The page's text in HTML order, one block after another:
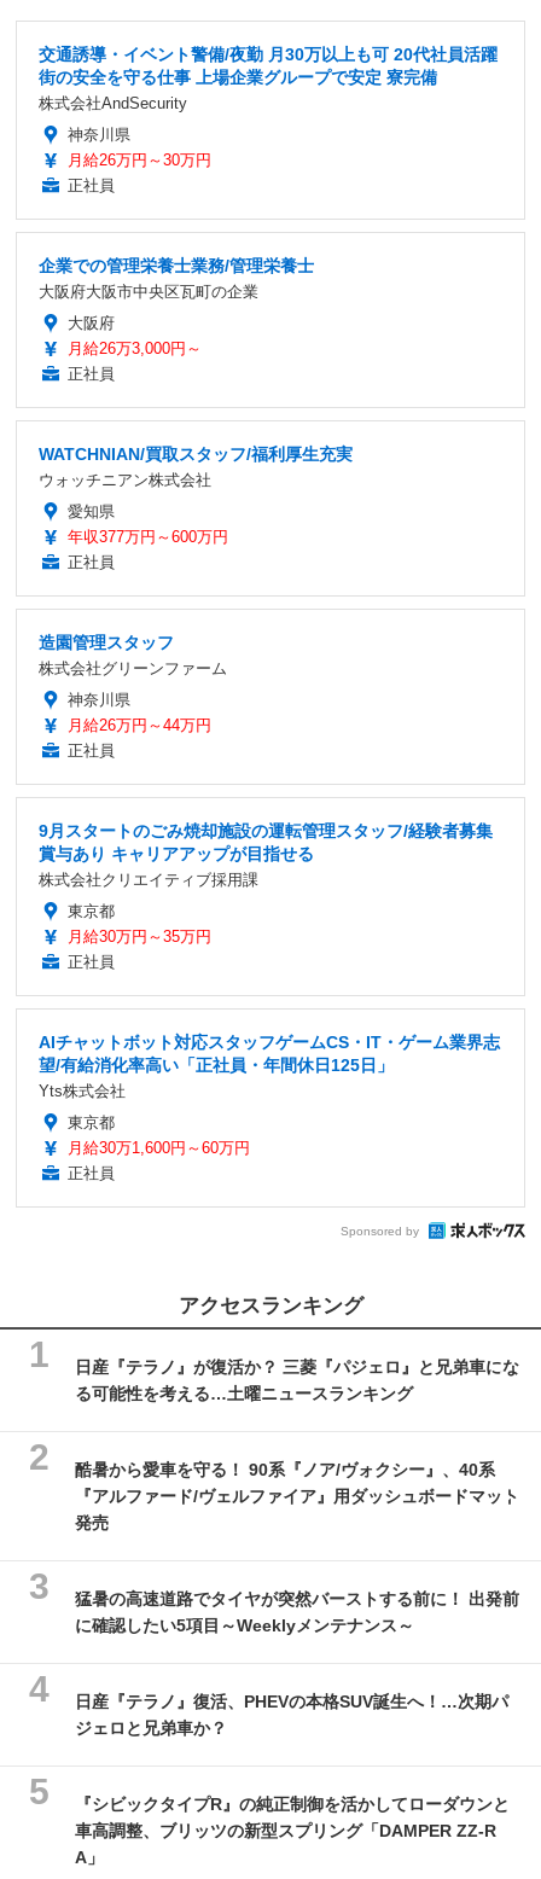
交通誘導・イベント警備/夜勤 月30万以上も可 20代社員活躍
街の安全を守る仕事 上場企業グループで安定 寮完備
株式会社AndSecurity
神奈川県
月給26万円～30万円
正社員
企業での管理栄養士業務/管理栄養士
大阪府大阪市中央区瓦町の企業
大阪府
月給26万3,000円～
正社員
WATCHNIAN/買取スタッフ/福利厚生充実
ウォッチニアン株式会社
愛知県
年収377万円～600万円
正社員
造園管理スタッフ
株式会社グリーンファーム
神奈川県
月給26万円～44万円
正社員
9月スタートのごみ焼却施設の運転管理スタッフ/経験者募集
賞与あり キャリアアップが目指せる
株式会社クリエイティブ採用課
東京都
月給30万円～35万円
正社員
AIチャットボット対応スタッフゲームCS・IT・ゲーム業界志
望/有給消化率高い「正社員・年間休日125日」
Yts株式会社
東京都
月給30万1,600円～60万円
正社員
Sponsored by
アクセスランキング
日産『テラノ』が復活か？ 三菱『パジェロ』と兄弟車にな
る可能性を考える…土曜ニュースランキング
酷暑から愛車を守る！ 90系『ノア/ヴォクシー』、40系
『アルファード/ヴェルファイア』用ダッシュボードマット
発売
猛暑の高速道路でタイヤが突然バーストする前に！ 出発前
に確認したい5項目～Weeklyメンテナンス～
日産『テラノ』復活、PHEVの本格SUV誕生へ！…次期パ
ジェロと兄弟車か？
『シビックタイプR』の純正制御を活かしてローダウンと
車高調整、ブリッツの新型スプリング「DAMPER ZZ-R
A」